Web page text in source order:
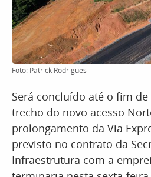
Foto: Patrick Rodrigues
Será concluído até o fim
trecho do novo acesso
prolongamento da Via
previsto no contrato da
Infraestrutura com a